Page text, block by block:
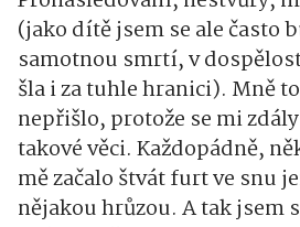
(jako dítě jsem se ale často
samotnou smrtí, v
šla i za tuhle hranici). Mně
nepřišlo, protože se mi
takové věci. Každopádně,
mě začalo štvát furt ve snu
nějakou hrůzou. A tak jsem